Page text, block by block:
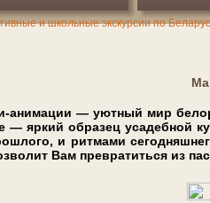
и школьные экскурсии по
анимации — уют­ный мир
— яр­кий об­ра­зец уса­деб­ной
и рит­ма­ми
Вам пре­вра­тить­ся из